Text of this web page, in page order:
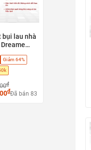
bụi lau nhà
sàn + tự
Phù hợp
sàn gỗ,
Giảm 64%
₫
₫Đã bán 83